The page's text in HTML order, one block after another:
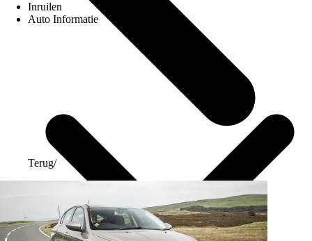
Inruilen
Auto Informatie
Terug/